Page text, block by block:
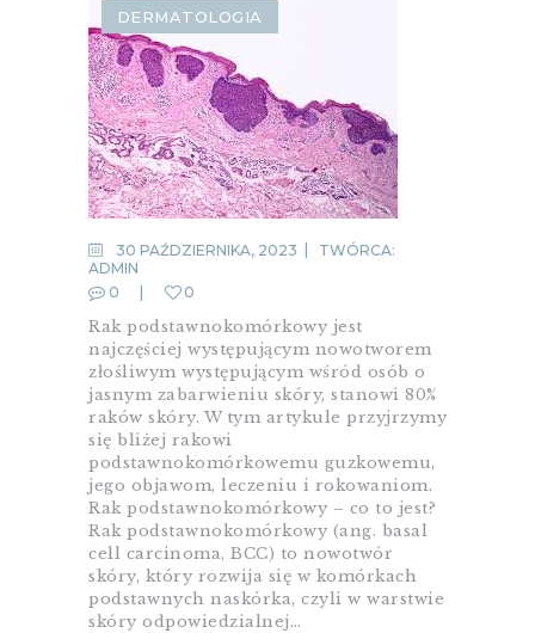
DERMATOLOGIA
30 PAŹDZIERNIKA, 2023
TWÓRCA:
ADMIN
0
0
Rak podstawnokomórkowy jest
najczęściej występującym nowotworem
złośliwym występującym wśród osób o
jasnym zabarwieniu skóry, stanowi 80%
raków skóry. W tym artykule przyjrzymy
się bliżej rakowi
podstawnokomórkowemu guzkowemu,
jego objawom, leczeniu i rokowaniom.
Rak podstawnokomórkowy – co to jest?
Rak podstawnokomórkowy (ang. basal
cell carcinoma, BCC) to nowotwór
skóry, który rozwija się w komórkach
podstawnych naskórka, czyli w warstwie
skóry odpowiedzialnej…